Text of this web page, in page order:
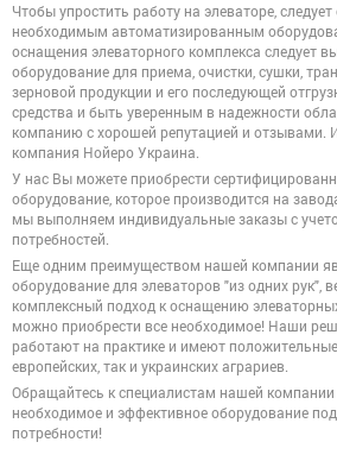
Чтобы упростить работу на элеваторе, следует
необходимым автоматизированным
оснащения элеваторного комплекса следует
оборудование для приема, очистки, сушки,
зерновой продукции и его последующей
средства и быть уверенным в надежности
компанию с хорошей репутацией и отзывами.
компания Нойеро Украина.
У нас Вы можете приобрести
оборудование, которое производится на
мы выполняем индивидуальные заказы с
потребностей.
Еще одним преимуществом нашей компании
оборудование для элеваторов "из одних рук",
комплексный подход к оснащению
можно приобрести все необходимое! Наши
работают на практике и имеют
европейских, так и украинских аграриев.
Обращайтесь к специалистам нашей
необходимое и эффективное оборудование
потребности!